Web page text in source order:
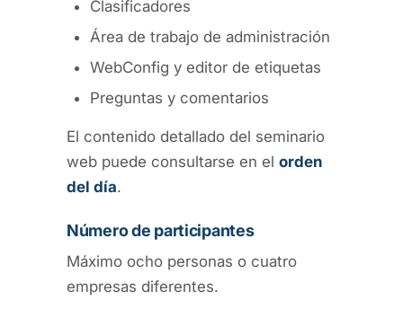
Clasificadores
Área de trabajo de administración
WebConfig y editor de etiquetas
Preguntas y comentarios
El contenido detallado del seminario
web puede consultarse en el orden
del día.
Número de participantes
Máximo ocho personas o cuatro
empresas diferentes.